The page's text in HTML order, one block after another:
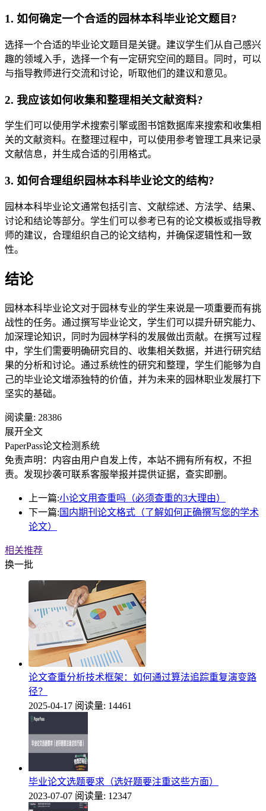
1. 如何确定一个合适的园林本科毕业论文题目?
选择一个合适的毕业论文题目是关键。建议学生们从自己感兴
趣的领域入手，选择一个有一定研究空间的题目。同时，可以
与指导教师进行交流和讨论，听取他们的建议和意见。
2. 我应该如何收集和整理相关文献资料?
学生们可以使用学术搜索引擎或图书馆数据库来搜索和收集相
关的文献资料。在整理过程中，可以使用参考管理工具来记录
文献信息，并生成合适的引用格式。
3. 如何合理组织园林本科毕业论文的结构?
园林本科毕业论文通常包括引言、文献综述、方法学、结果、
讨论和结论等部分。学生们可以参考已有的论文模板或指导教
师的建议，合理组织自己的论文结构，并确保逻辑性和一致
性。
结论
园林本科毕业论文对于园林专业的学生来说是一项重要而有挑
战性的任务。通过撰写毕业论文，学生们可以提升研究能力、
加深理论知识，同时为园林学科的发展做出贡献。在撰写过程
中，学生们需要明确研究目的、收集相关数据，并进行研究结
果的分析和讨论。通过系统性的研究和整理，学生们能够为自
己的毕业论文增添独特的价值，并为未来的园林职业发展打下
坚实的基础。
阅读量: 28386
展开全文
PaperPass论文检测系统
免责声明：内容由用户自发上传，本站不拥有所有权，不担
责。发现抄袭可联系客服举报并提供证据，查实即删。
上一篇:小论文用查重吗（必须查重的3大理由）
下一篇: 国内期刊论文格式（了解如何正确撰写您的学术
论文）
相关推荐
换一批
论文查重分析技术框架：如何通过算法追踪重复演变路
径？
2025-04-17 阅读量: 14461
毕业论文选题要求（选好题要注重这些方面）
2023-07-07 阅读量: 12347